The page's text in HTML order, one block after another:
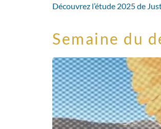
Découvrez l’étude 2025 de
Semaine du